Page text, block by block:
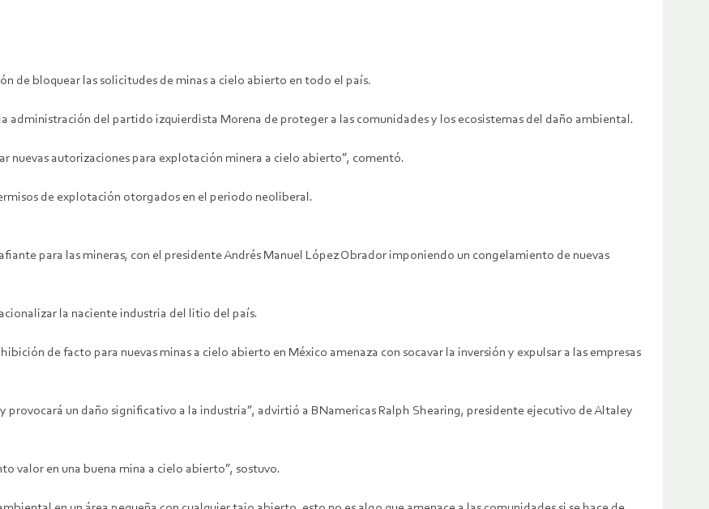
de bloquear las solicitudes de minas a cielo abierto en todo el país.
administración del partido izquierdista Morena de proteger a las comunidades y los ecosistemas del daño ambiental.
nuevas autorizaciones para explotación minera a cielo abierto”, comentó.
de explotación otorgados en el periodo neoliberal.
para las mineras, con el presidente Andrés Manuel López Obrador imponiendo un congelamiento de nuevas
la naciente industria del litio del país.
de facto para nuevas minas a cielo abierto en México amenaza con socavar la inversión y expulsar a las empresas
provocará un daño significativo a la industria”, advirtió a BNamericas Ralph Shearing, presidente ejecutivo de Altaley
valor en una buena mina a cielo abierto”, sostuvo.